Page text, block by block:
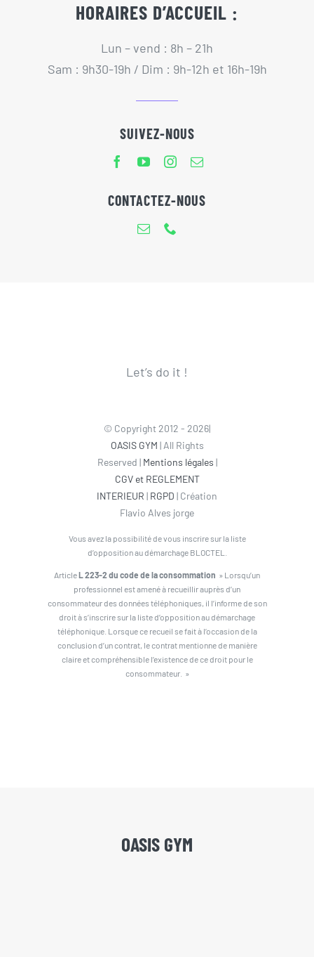
HORAIRES D’ACCUEIL :
Lun – vend : 8h – 21h
Sam : 9h30-19h / Dim : 9h-12h et 16h-19h
SUIVEZ-NOUS
CONTACTEZ-NOUS
Let’s do it !
© Copyright 2012 - 2026|
OASIS GYM | All Rights
Reserved | Mentions légales |
CGV et REGLEMENT
INTERIEUR | RGPD | Création
Flavio Alves jorge
Vous avez la possibilité de vous inscrire sur la liste
d’opposition au démarchage BLOCTEL.
ArticleL 223-2 du code de la consommation » Lorsqu’un
professionnel est amené à recueillir auprès d’un
consommateur des données téléphoniques, il l’informe de son
droit à s’inscrire sur la liste d’opposition au démarchage
téléphonique. Lorsque ce recueil se fait à l’occasion de la
conclusion d’un contrat, le contrat mentionne de manière
claire et compréhensible l’existence de ce droit pour le
consommateur. »
OASIS GYM